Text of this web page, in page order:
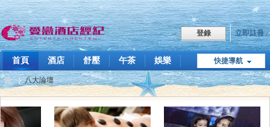
登錄 立即註冊
快捷導航
首頁 酒店 舒壓 午茶
娛樂
職缺
點我LINE 飯局傳播 技巧教學 關於我們
八大論壇
愛戀兼職媒合站：上班族晚上兼職、假日排班與短期試作經驗分享中心